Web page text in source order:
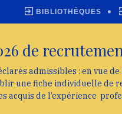
BIBLIOTHÈQUES
de
admissibles : en vue
une fiche individuelle de
acquis de l’expérience